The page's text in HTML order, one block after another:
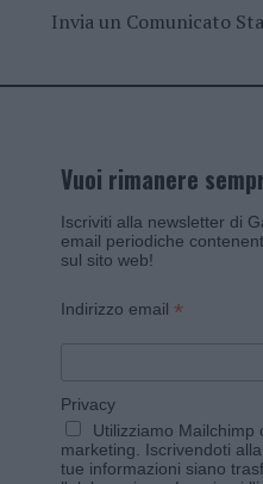
Invia un Comunicato
Vuoi rimanere
Iscriviti alla newsletter di
email periodiche
sul sito web!
Indirizzo email *
Privacy
Utilizziamo Mailchimp
marketing. Iscrivendoti
tue informazioni siano